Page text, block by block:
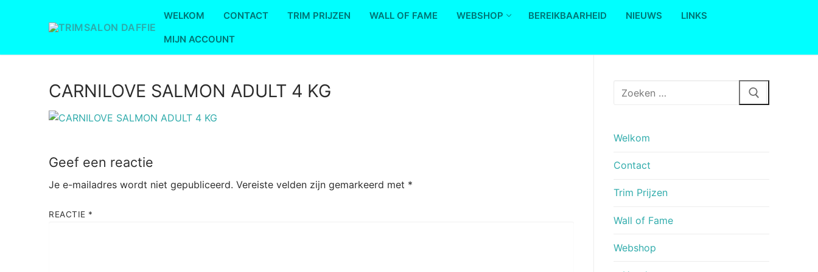
inhoud
WELKOM CONTACT TRIM PRIJZEN WALL OF FAME WEBSHOP BEREIKBAARHEID NIEUWS LINKS
MIJN ACCOUNT
CARNILOVE SALMON ADULT 4 KG
Geef een reactie
Je e-mailadres wordt niet gepubliceerd. Vereiste velden zijn gemarkeerd met *
REACTIE *
Zoeken
Welkom
Contact
Trim Prijzen
Wall of Fame
Webshop